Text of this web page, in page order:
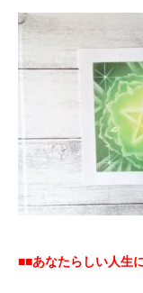
■■あなたらしい人生